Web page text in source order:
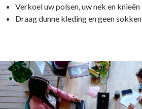
Verkoel uw polsen, uw nek en knieën
Draag dunne kleding en geen sokken